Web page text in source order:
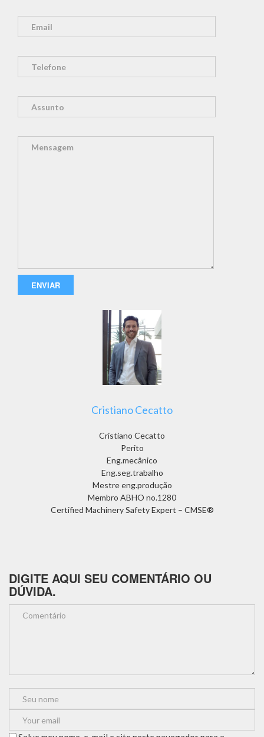
Cristiano Cecatto
Cristiano Cecatto
Perito
Eng.mecânico
Eng.seg.trabalho
Mestre eng.produção
Membro ABHO no.1280
Certified Machinery Safety Expert – CMSE®
DIGITE AQUI SEU COMENTÁRIO OU
DÚVIDA.